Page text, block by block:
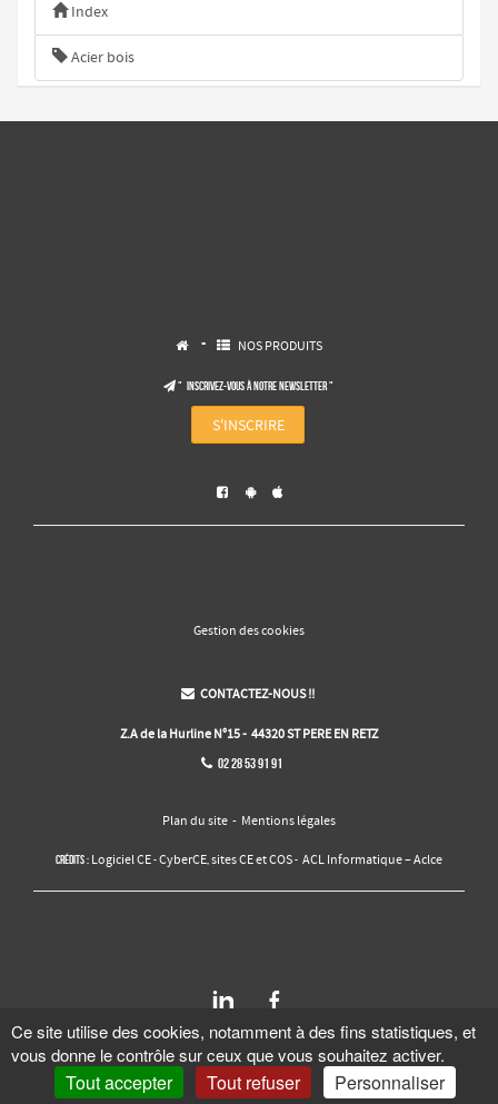
Index
Acier bois
 -  NOS PRODUITS
" Inscrivez-vous à notre NEWSLETTER "
S'INSCRIRE
  
Gestion des cookies
 CONTACTEZ-NOUS !!
Z.A de la Hurline N°15 - 44320 ST PERE EN RETZ
 02 28 53 91 91
Plan du site - Mentions légales
Crédits : Logiciel CE-CyberCE sites CE et COS- ACL Informatique – Aclce
Ce site utilise des cookies, notamment à des fins statistiques, et
vous donne le contrôle sur ceux que vous souhaitez activer.
Tout accepter Tout refuser Personnaliser